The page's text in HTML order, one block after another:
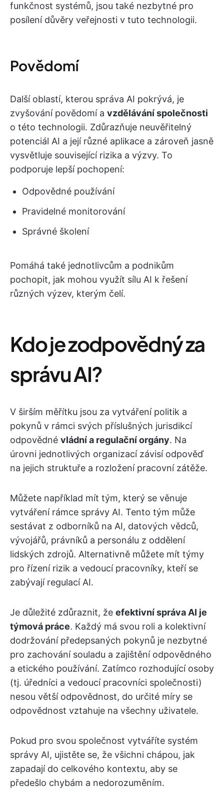
funkčnost systémů, jsou také nezbytné pro
posílení důvěry veřejnosti v tuto technologii.
Povědomí
Další oblastí, kterou správa AI pokrývá, je
zvyšování povědomí a vzdělávání společnosti
o této technologii. Zdůrazňuje neuvěřitelný
potenciál AI a její různé aplikace a zároveň jasně
vysvětluje související rizika a výzvy. To
podporuje lepší pochopení:
Odpovědné používání
Pravidelné monitorování
Správné školení
Pomáhá také jednotlivcům a podnikům
pochopit, jak mohou využít sílu AI k řešení
různých výzev, kterým čelí.
Kdo je zodpovědný za
správu AI?
V širším měřítku jsou za vytváření politik a
pokynů v rámci svých příslušných jurisdikcí
odpovědné vládní a regulační orgány. Na
úrovni jednotlivých organizací závisí odpověď
na jejich struktuře a rozložení pracovní zátěže.
Můžete například mít tým, který se věnuje
vytváření rámce správy AI. Tento tým může
sestávat z odborníků na AI, datových vědců,
vývojářů, právníků a personálu z oddělení
lidských zdrojů. Alternativně můžete mít týmy
pro řízení rizik a vedoucí pracovníky, kteří se
zabývají regulací AI.
Je důležité zdůraznit, že efektivní správa AI je
týmová práce. Každý má svou roli a kolektivní
dodržování předepsaných pokynů je nezbytné
pro zachování souladu a zajištění odpovědného
a etického používání. Zatímco rozhodující osoby
(tj. úředníci a vedoucí pracovníci společnosti)
nesou větší odpovědnost, do určité míry se
odpovědnost vztahuje na všechny uživatele.
Pokud pro svou společnost vytváříte systém
správy AI, ujistěte se, že všichni chápou, jak
zapadají do celkového kontextu, aby se
předešlo chybám a nedorozuměním.